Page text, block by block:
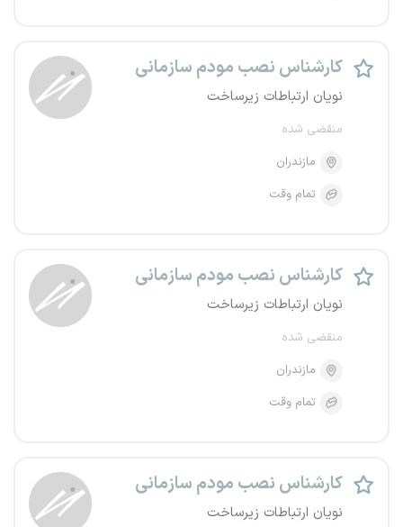
کارشناس نصب مودم سازمانی
نویان ارتباطات زیرساخت
منقضی شده
مازندران
تمام وقت
کارشناس نصب مودم سازمانی
نویان ارتباطات زیرساخت
منقضی شده
مازندران
تمام وقت
کارشناس نصب مودم سازمانی
نویان ارتباطات زیرساخت